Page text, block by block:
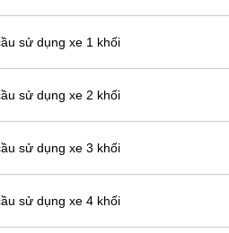
sử dụng xe 1 khối
sử dụng xe 2 khối
sử dụng xe 3 khối
sử dụng xe 4 khối